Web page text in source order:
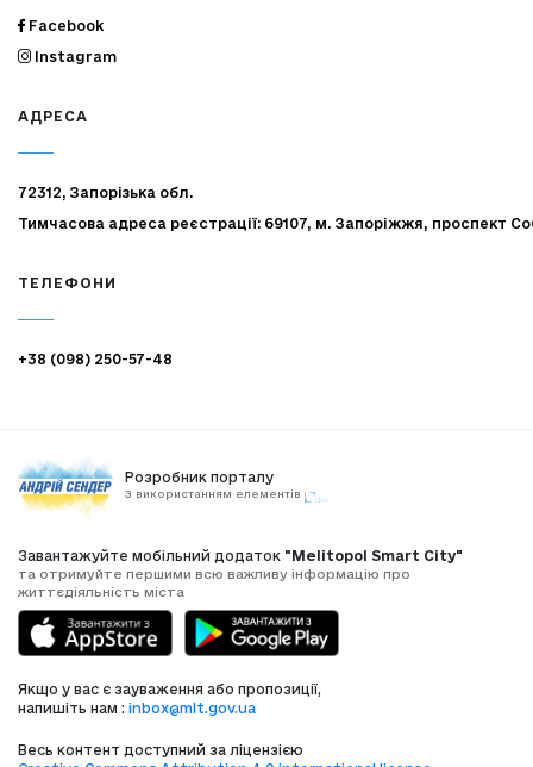
Facebook
Instagram
АДРЕСА
72312, Запорізька обл.
Тимчасова адреса реєстрації: 69107, м. Запоріжжя, проспект
ТЕЛЕФОНИ
+38 (098) 250-57-48
Розробник порталу
З використанням елементів
Завантажуйте мобільний додаток "Melitopol Smart City"
та отримуйте першими всю важливу інформацію про
життєдіяльність міста
Якщо у вас є зауваження або пропозиції,
напишіть нам : inbox@mlt.gov.ua
Весь контент доступний за ліцензією